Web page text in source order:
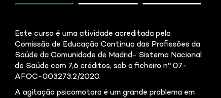
Este curso é uma atividade acreditada pela
Comissão de Educação Contínua das Profissões da
Saúde da Comunidade de Madrid- Sistema Nacional
de Saúde com 7,6 créditos, sob o ficheiro nº 07-
AFOC-003273.2/2020.
A agitação psicomotora é um grande problema em